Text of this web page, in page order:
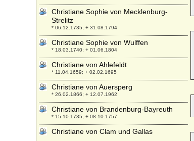
Christiane Sophie von Mecklenburg-
Strelitz
* 06.12.1735; + 31.08.1794
Christiane Sophie von Wulffen
* 18.03.1740; + 01.06.1804
Christiane von Ahlefeldt
* 11.04.1659; + 02.02.1695
Christiane von Auersperg
* 26.02.1866; + 12.07.1962
Christiane von Brandenburg-Bayreuth
* 15.10.1735; + 08.10.1757
Christiane von Clam und Gallas